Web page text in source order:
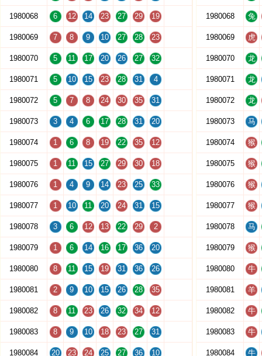
1980068 6 12 14 23 27 29 19
1980069 7 8 9 10 27 28 23
1980070 5 11 17 20 26 27 32
1980071 5 10 15 23 28 31 4
1980072 5 7 8 24 30 35 31
1980073 3 4 6 17 28 31 20
1980074 1 6 8 19 22 35 12
1980075 1 11 15 27 29 30 18
1980076 1 4 9 14 23 25 33
1980077 1 10 11 20 24 31 15
1980078 3 6 12 13 22 29 2
1980079 1 6 14 16 17 36 20
1980080 8 11 15 19 31 36 26
1980081 2 9 10 15 26 28 35
1980082 8 11 23 26 32 34 12
1980083 8 9 10 18 23 27 31
1980084 20 23 24 25 27 36 10
1980068 兔
1980069 虎
1980070 龙
1980071 龙
1980072 龙
1980073 马
1980074 猴
1980075 猴
1980076 猴
1980077 猴
1980078 马
1980079 猴
1980080 牛
1980081 羊
1980082 牛
1980083 牛
1980084 牛